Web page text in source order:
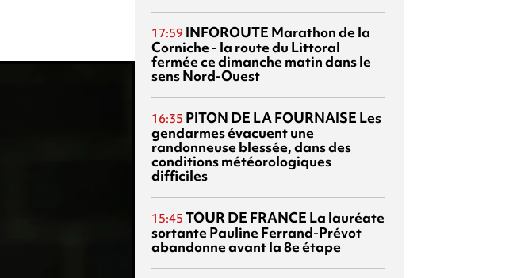
17:59 INFOROUTE Marathon de la
Corniche - la route du Littoral
fermée ce dimanche matin dans le
sens Nord-Ouest
16:35 PITON DE LA FOURNAISE Les
gendarmes évacuent une
randonneuse blessée, dans des
conditions météorologiques
difficiles
15:45 TOUR DE FRANCE La lauréate
sortante Pauline Ferrand-Prévot
abandonne avant la 8e étape